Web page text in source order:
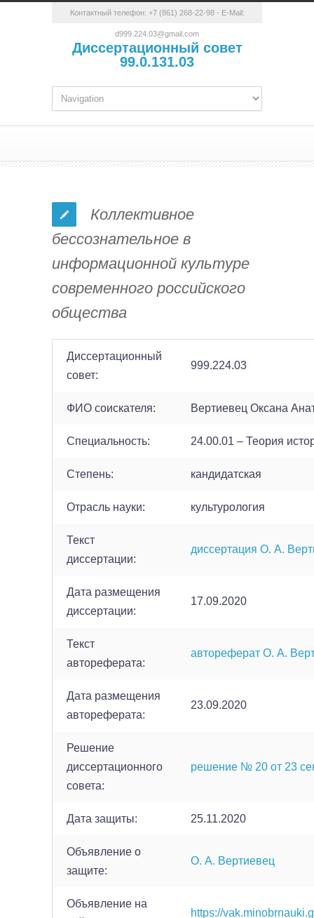
Контактный телефон: +7 (861) 268-22-98- E-Mail:
d999.224.03@gmail.com
Диссертационный совет
99.0.131.03
Коллективное
бессознательное в
информационной культуре
современного российского
общества
Диссертационный
совет:
999.224.03
ФИО соискателя: Вертиевец Оксана
Cпециальность: 24.00.01 – Теория
Cтепень: кандидатская
Отрасль науки: культурология
Текст
диссертации:
диссертация О. А.
Дата размещения
диссертации:
17.09.2020
Текст
автореферата:
автореферат О. А.
Дата размещения
автореферата:
23.09.2020
Решение
диссертационного
совета:
решение № 20 от 23
Дата защиты: 25.11.2020
Объявление о
защите:
О. А. Вертиевец
Объявление на
https://